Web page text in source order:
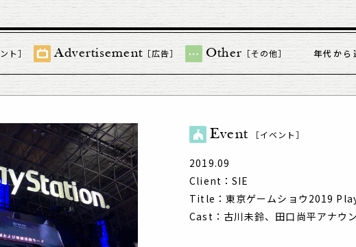
ト］ Advertisement［広告］ Other ［その他］ 年代から
Event ［イベント］
2019.09
Client：SIE
Title：東京ゲームショウ2019
Cast：古川未鈴、田口尚平アナウ